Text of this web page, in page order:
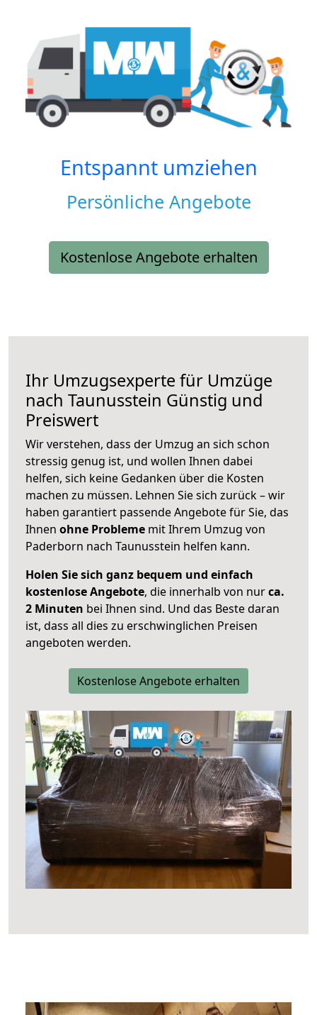
Entspannt umziehen
Persönliche Angebote
Kostenlose Angebote erhalten
Ihr Umzugsexperte für Umzüge
nach Taunusstein Günstig und
Preiswert
Wir verstehen, dass der Umzug an sich schon
stressig genug ist, und wollen Ihnen dabei
helfen, sich keine Gedanken über die Kosten
machen zu müssen. Lehnen Sie sich zurück – wir
haben garantiert passende Angebote für Sie, das
Ihnen ohne Probleme mit Ihrem Umzug von
Paderborn nach Taunusstein helfen kann.
Holen Sie sich ganz bequem und einfach
kostenlose Angebote, die innerhalb von nurca.
2 Minuten bei Ihnen sind. Und das Beste daran
ist, dass all dies zu erschwinglichen Preisen
angeboten werden.
Kostenlose Angebote erhalten